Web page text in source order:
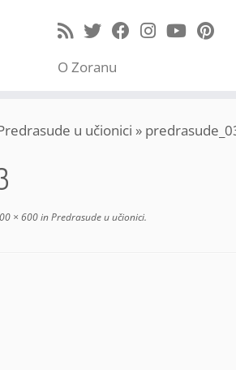
O Zoranu
u učionici »
× 600inPredrasude u učionici.